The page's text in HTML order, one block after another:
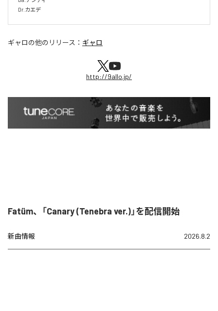
Dr.カエデ
ギャロの他のリリース： ギャロ
http://9allo.jp/
Fatüm、「Canary (Tenebra ver.)」を配信開始
新曲情報 2026.8.2